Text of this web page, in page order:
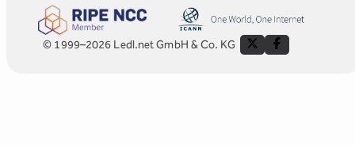
© 1999–2026 Ledl.net GmbH & Co. KG